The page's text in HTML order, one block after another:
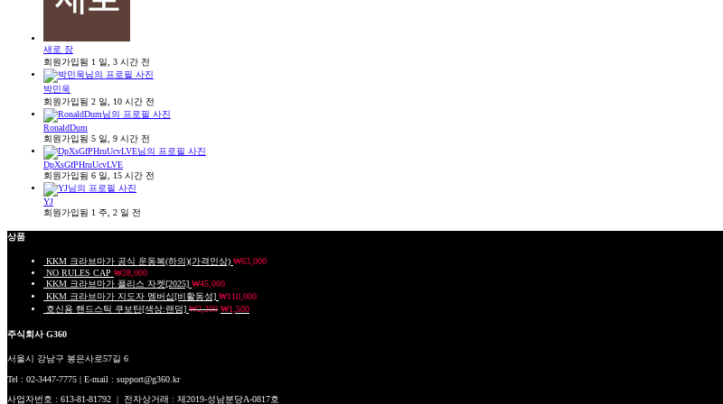
새로 장
회원가입됨 1 일, 3 시간 전
박민욱
회원가입됨 2 일, 10 시간 전
RonaldDum
회원가입됨 5 일, 9 시간 전
DpXsGfPHruUcvLVE
회원가입됨 6 일, 15 시간 전
YJ
회원가입됨 1 주, 2 일 전
상품
KKM 크라브마가 공식 운동복(하의)(가격인상) ₩63,000
NO RULES CAP ₩28,000
KKM 크라브마가 플리스 자켓[2025] ₩45,000
KKM 크라브마가 지도자 멤버십[비활동성] ₩110,000
호신용 핸드스틱 쿠보탄[색상:랜덤] ₩2,200 ₩1,500
주식회사 G360
서울시 강남구 봉은사로57길 6
Tel : 02-3447-7775 | E-mail : support@g360.kr
사업자번호 : 613-81-81792 | 전자상거래 : 제2019-성남분당A-0817호